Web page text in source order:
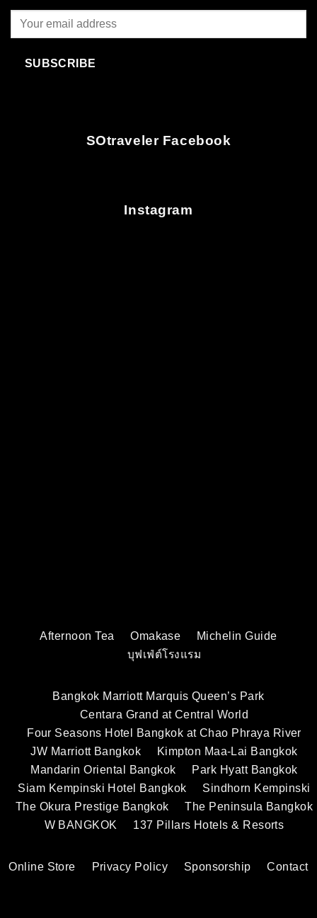
SUBSCRIBE
SOtraveler Facebook
Instagram
Afternoon Tea Omakase
Michelin Guide
บุฟเฟ่ต์โรงแรม
Bangkok Marriott Marquis Queen’s Park
Centara Grand at Central World
Four Seasons Hotel Bangkok at Chao Phraya River
JW Marriott Bangkok
Kimpton Maa-Lai Bangkok
Mandarin Oriental Bangkok
Park Hyatt Bangkok
Siam Kempinski Hotel Bangkok
Sindhorn Kempinski
The Okura Prestige Bangkok
The Peninsula Bangkok
W BANGKOK
137 Pillars Hotels & Resorts
Online Store Privacy Policy Sponsorship Contact